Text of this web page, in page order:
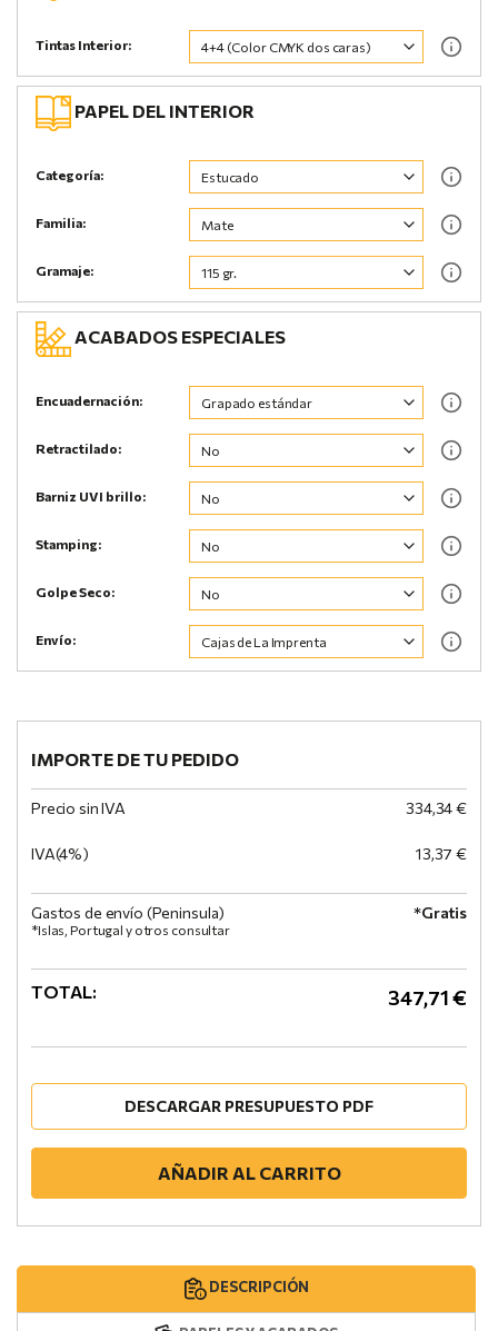
Tintas Interior:
PAPEL DEL INTERIOR
Categoría:
Familia:
Gramaje:
ACABADOS ESPECIALES
Encuadernación:
Retractilado:
Barniz UVI brillo:
Stamping:
Golpe Seco:
Envío:
IMPORTE DE TU PEDIDO
Precio sin IVA 334,34 €
IVA(4%) 13,37 €
Gastos de envío (Peninsula)
*Islas, Portugal y otros consultar
*Gratis
TOTAL: 347,71 €
DESCARGAR PRESUPUESTO PDF
AÑADIR AL CARRITO
DESCRIPCIÓN